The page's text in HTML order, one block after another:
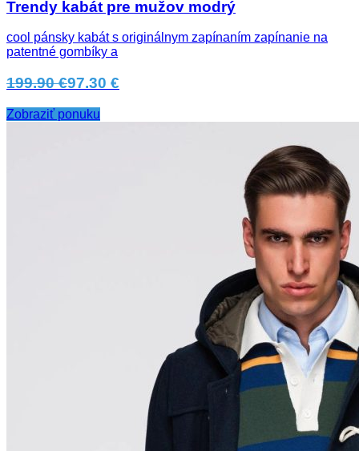
Trendy kabát pre mužov modrý
cool pánsky kabát s originálnym zapínaním zapínanie na
patentné gombíky a
199.90 €97.30 €
Zobraziť ponuku